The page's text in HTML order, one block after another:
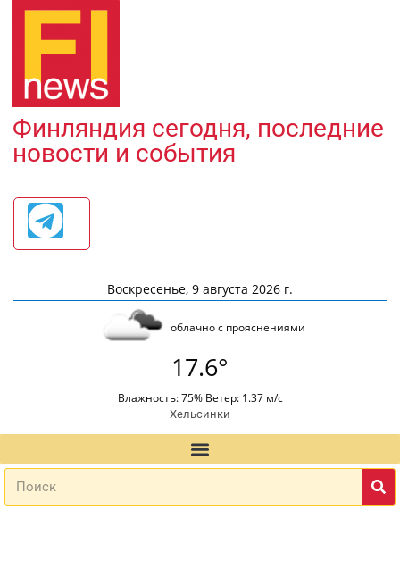
Финляндия сегодня, последние
новости и события
Воскресенье, 9 августа 2026 г.
облачно с прояснениями
17.6°
Влажность: 75% Ветер: 1.37 м/с
Хельсинки